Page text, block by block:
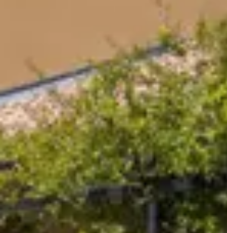
Cantine da visitare e degustazioni vini Nizza
Cantine da visitare e degustazioni champagne
Cantine da visitare e degustazioni vini Saint Emilion
Champagne Canard-Duchêne
Champagne Lanson
Champagne Mercier
Champagne Moët & Chandon
Champagne Mumm
Champagne Vranken-Pommery
Villa Demoiselle
Champagne Ruinart
Champagne Taittinger